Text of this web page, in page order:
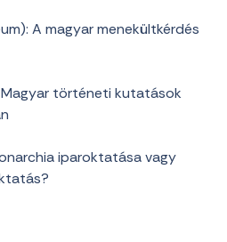
A magyar menekültkérdés
Magyar történeti kutatások
iparoktatása vagy